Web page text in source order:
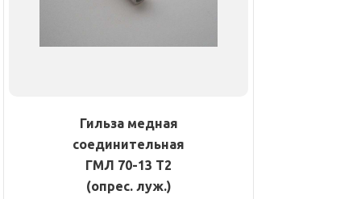
Гильза медная
соединительная
ГМЛ 70-13 Т2
(опрес. луж.)